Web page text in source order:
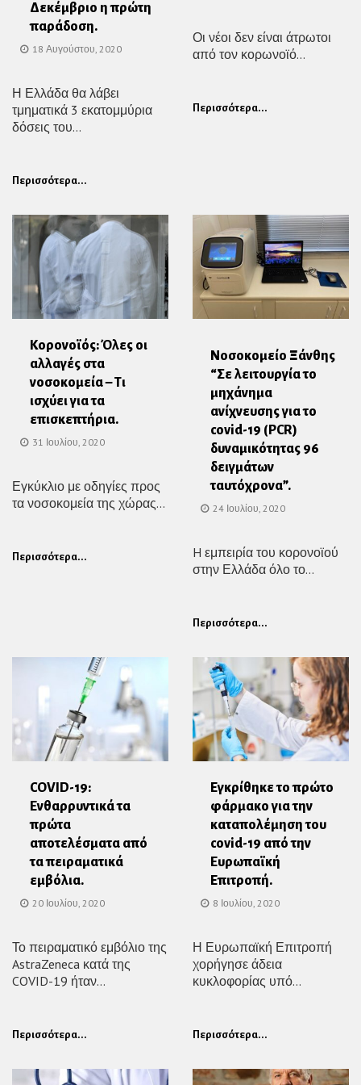
Δεκέμβριο η πρώτη
παράδοση.
18 Αυγούστου, 2020
Η Ελλάδα θα λάβει
τμηματικά 3 εκατομμύρια
δόσεις του...
Περισσότερα...
Οι νέοι δεν είναι άτρωτοι
από τον κορωνοϊό...
Περισσότερα...
Κορονοϊός: Όλες οι
αλλαγές στα
νοσοκομεία – Τι
ισχύει για τα
επισκεπτήρια.
31 Ιουλίου, 2020
Εγκύκλιο με οδηγίες προς
τα νοσοκομεία της χώρας...
Περισσότερα...
Νοσοκομείο Ξάνθης
“Σε λειτουργία το
μηχάνημα
ανίχνευσης για το
covid-19 (PCR)
δυναμικότητας 96
δειγμάτων
ταυτόχρονα”.
24 Ιουλίου, 2020
H εμπειρία του κορονοϊού
στην Ελλάδα όλο το...
Περισσότερα...
COVID-19:
Ενθαρρυντικά τα
πρώτα
αποτελέσματα από
τα πειραματικά
εμβόλια.
20 Ιουλίου, 2020
Το πειραματικό εμβόλιο της
AstraZeneca κατά της
COVID-19 ήταν...
Περισσότερα...
Εγκρίθηκε το πρώτο
φάρμακο για την
καταπολέμηση του
covid-19 από την
Ευρωπαϊκή
Επιτροπή.
8 Ιουλίου, 2020
Η Ευρωπαϊκή Επιτροπή
χορήγησε άδεια
κυκλοφορίας υπό...
Περισσότερα...